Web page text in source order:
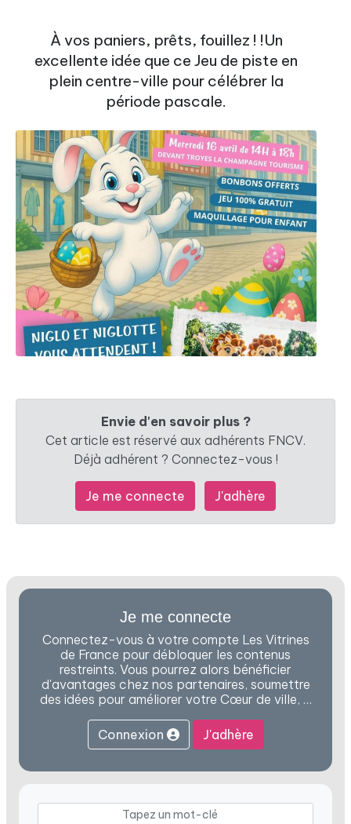
À vos paniers, prêts, fouillez ! !Un
excellente idée que ce Jeu de piste en
plein centre-ville pour célébrer la
période pascale.
Envie d'en savoir plus ?
Cet article est réservé aux adhérents FNCV.
Déjà adhérent ? Connectez-vous !
Je me connecte J'adhère
Je me connecte
Connectez-vous à votre compte Les Vitrines
de France pour débloquer les contenus
restreints. Vous pourrez alors bénéficier
d'avantages chez nos partenaires, soumettre
des idées pour améliorer votre Cœur de ville, …
Connexion J'adhère